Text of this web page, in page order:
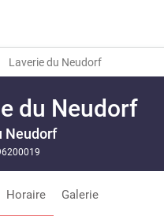
Laverie du Neudorf
du Neudorf
Neudorf
Horaire Galerie